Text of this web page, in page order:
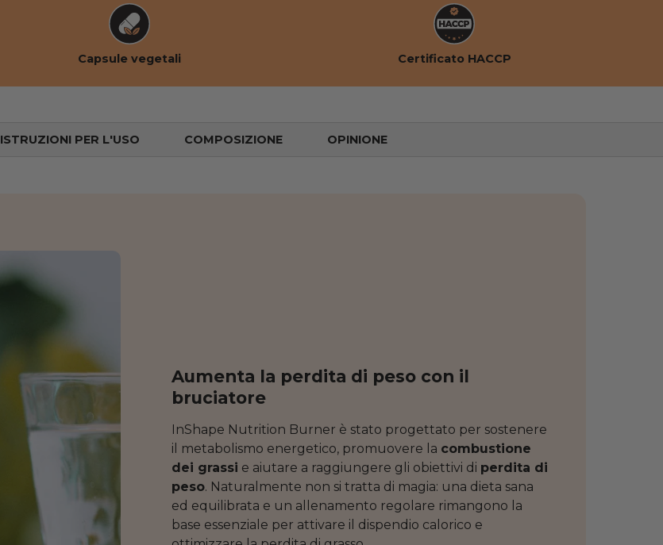
Capsule vegetali Certificato HACCP
ISTRUZIONI PER L'USO COMPOSIZIONE OPINIONE
Aumenta la perdita di peso con il
bruciatore
InShape Nutrition Burner è stato progettato per sostenere
il metabolismo energetico, promuovere la combustione
dei grassi e aiutare a raggiungere gli obiettivi di perdita di
peso. Naturalmente non si tratta di magia: una dieta sana
ed equilibrata e un allenamento regolare rimangono la
base essenziale per attivare il dispendio calorico e